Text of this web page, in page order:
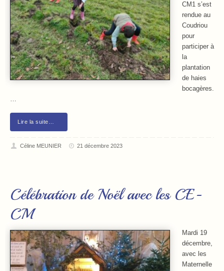
CM1 s’est
rendue au
Coudriou
pour
participer à
la
plantation
de haies
bocagères.
…
Lire la suite…
Céline MEUNIER 21 décembre 2023
Célébration de Noël avec les CE-
CM
Mardi 19
décembre,
avec les
Maternelle